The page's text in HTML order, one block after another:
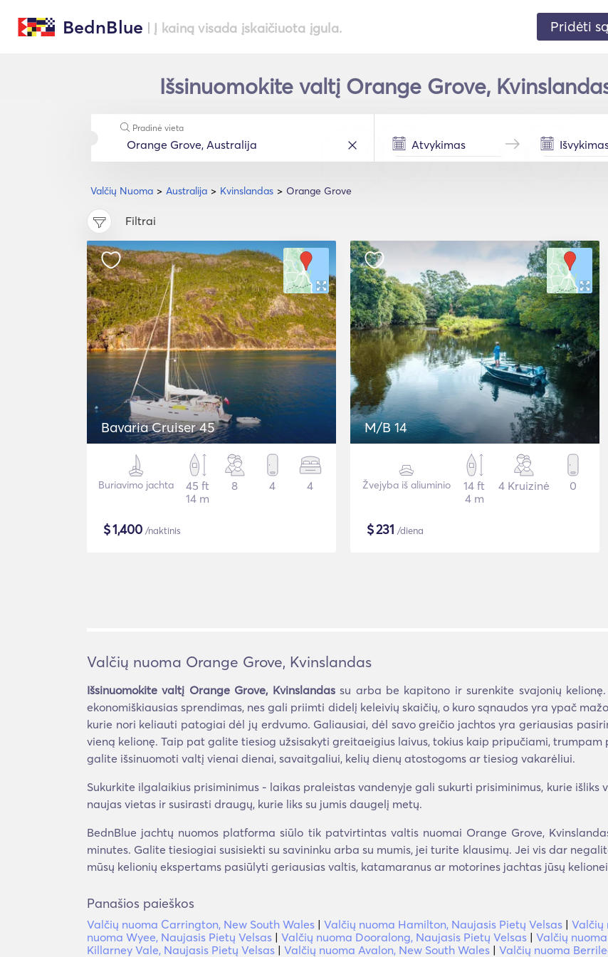
BednBlue | Į kainą visada įskaičiuota įgula. Pridėti
Išsinuomokite valtį Orange Grove,
Valčių Nuoma Australija Kvinslandas Orange Grove
Pradinė vieta
Filtrai
Bavaria Cruiser 45
Buriavimo jachta
45 ft
14 m
8 4 4
$1,400 /naktinis
M/B 14
Žvejyba iš aliuminio
14 ft
4 m
4 Kruizinė 0
$231 /diena
Valčių nuoma Orange Grove, Kvinslandas
Išsinuomokite valtį Orange Grove, Kvinslandassu arba be kapitono ir surenkite svajonių
ekonomiškiausias sprendimas, nes gali priimti didelį keleivių skaičių, o kuro sąnaudos yra ypač
kurie nori keliauti patogiai dėl jų erdvumo. Galiausiai, dėl savo greičio jachtos yra geriausias
vieną kelionę. Taip pat galite tiesiog užsisakyti greitaeigius laivus, tokius kaip pripučiami,
galite išsinuomoti valtį vienai dienai, savaitgaliui, kelių dienų atostogoms ar tiesiog vakarėliui.
Sukurkite ilgalaikius prisiminimus - laikas praleistas vandenyje gali sukurti prisiminimus, kurie
naujas vietas ir susirasti draugų, kurie liks su jumis daugelį metų.
BednBlue jachtų nuomos platforma siūlo tik patvirtintas valtis nuomai Orange Grove,
minutes. Galite tiesiogiai susisiekti su savininku arba su mumis, jei turite klausimų. Jei vis dar
mūsų kelionių ekspertams pasiūlyti geriausias valtis, katamaranus ar motorines jachtas jūsų
Panašios paieškos
Valčių nuoma Carrington, New South Wales | Valčių nuoma Hamilton, Naujasis Pietų Velsas | Valčių
nuoma Wyee, Naujasis Pietų Velsas | Valčių nuoma Dooralong, Naujasis Pietų Velsas | Valčių
Killarney Vale, Naujasis Pietų Velsas | Valčių nuoma Avalon, New South Wales | Valčių nuoma